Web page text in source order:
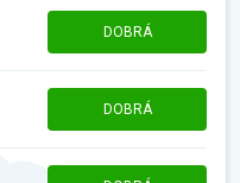
DOBRÁ
DOBRÁ